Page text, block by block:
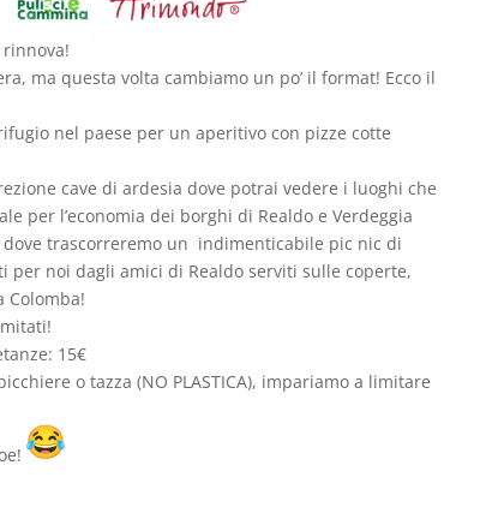
rinnova!
ma questa volta cambiamo un po’ il format! Ecco il
nel paese per un aperitivo con pizze cotte
cave di ardesia dove potrai vedere i luoghi che
per l’economia dei borghi di Realdo e Verdeggia
trascorreremo un indimenticabile pic nic di
noi dagli amici di Realdo serviti sulle coperte,
15€
o tazza (NO PLASTICA), impariamo a limitare